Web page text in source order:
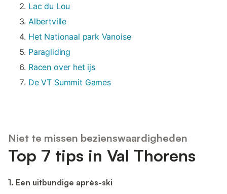
Lac du Lou
Albertville
Het Nationaal park Vanoise
Paragliding
Racen over het ijs
De VT Summit Games
Niet te missen bezienswaardigheden
Top 7 tips in Val Thorens
1. Een uitbundige après-ski